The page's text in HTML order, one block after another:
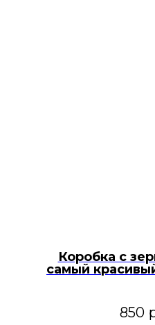
Коробка с
самый
850